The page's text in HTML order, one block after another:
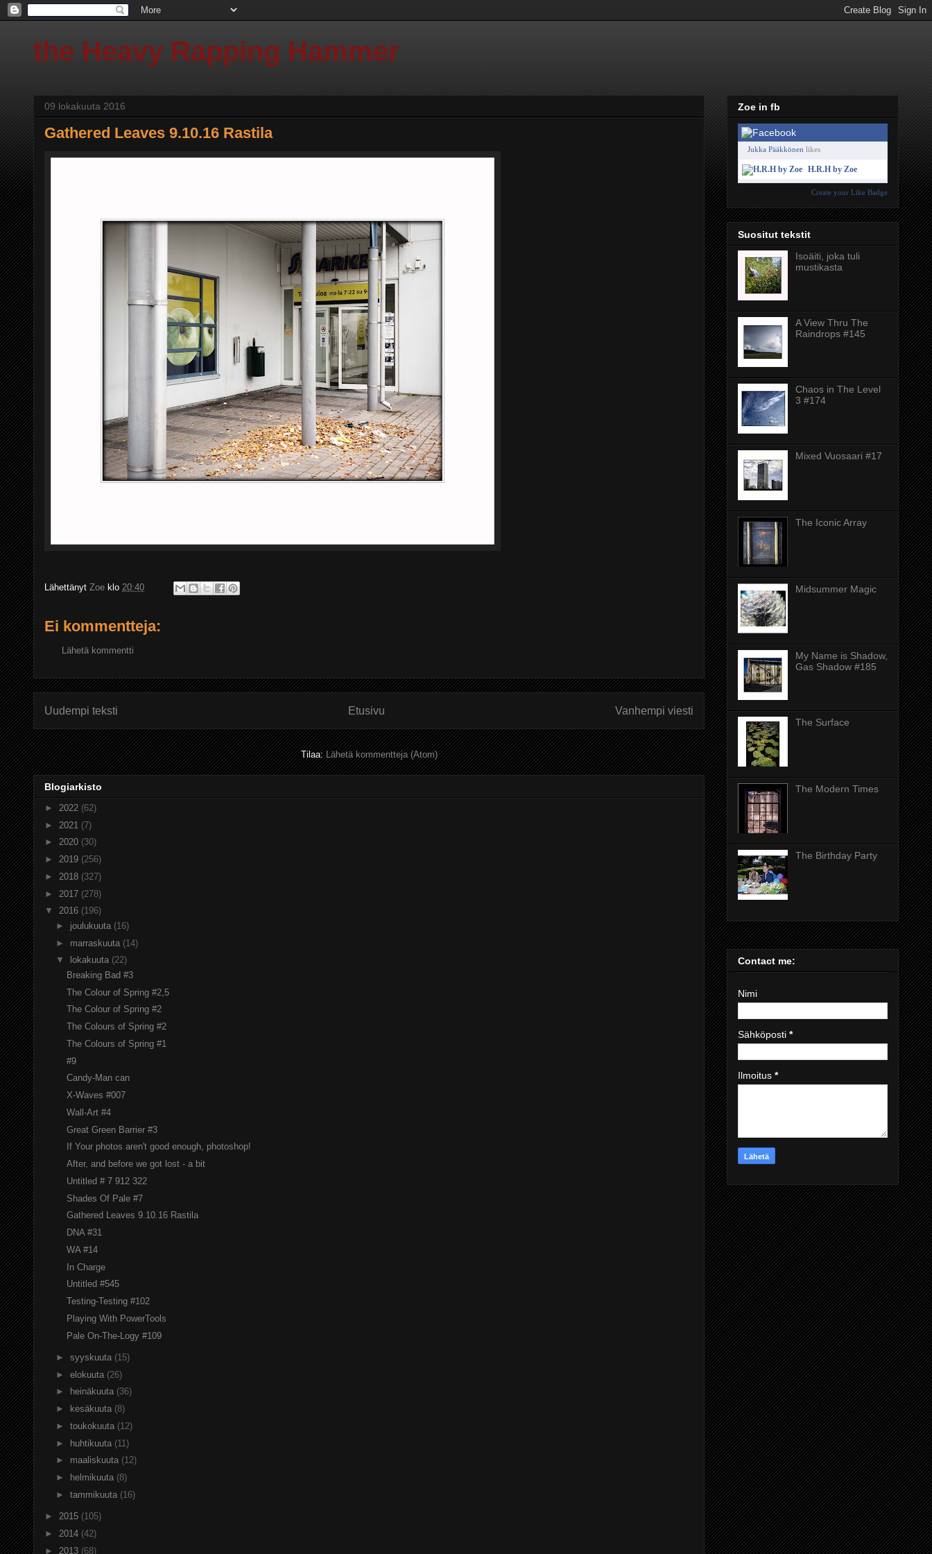
the Heavy Rapping Hammer
09 lokakuuta 2016
Gathered Leaves 9.10.16 Rastila
Lähettänyt Zoe klo 20:40
Ei kommentteja:
Lähetä kommentti
Uudempi teksti Vanhempi viesti
Etusivu
Tilaa:Lähetä kommentteja (Atom)
Blogiarkisto
► 2022 (62)
► 2021 (7)
► 2020 (30)
► 2019 (256)
► 2018 (327)
► 2017 (278)
▼ 2016 (196)
► joulukuuta (16)
► marraskuuta (14)
▼
lokakuuta (22)
Breaking Bad #3
The Colour of Spring #2,5
The Colour of Spring #2
The Colours of Spring #2
The Colours of Spring #1
#9
Candy-Man can
X-Waves #007
Wall-Art #4
Great Green Barrier #3
If Your photos aren't good enough, photoshop!
After, and before we got lost - a bit
Untitled # 7 912 322
Shades Of Pale #7
Gathered Leaves 9.10.16 Rastila
DNA #31
WA #14
In Charge
Untitled #545
Testing-Testing #102
Playing With PowerTools
Pale On-The-Logy #109
► syyskuuta (15)
► elokuuta (26)
►
heinäkuuta (36)
►
kesäkuuta (8)
► toukokuuta (12)
► huhtikuuta (11)
► maaliskuuta (12)
►
helmikuuta (8)
► tammikuuta (16)
► 2015 (105)
► 2014 (42)
► 2013 (68)
Zoe in fb
Jukka Pääkkönen likes
H.R.H by Zoe
Create your Like Badge
Suositut tekstit
Isoäiti, joka tuli
mustikasta
A View Thru The
Raindrops #145
Chaos in The Level
3 #174
Mixed Vuosaari #17
The Iconic Array
Midsummer Magic
My Name is Shadow,
Gas Shadow #185
The Surface
The Modern Times
The Birthday Party
Contact me:
Nimi
Sähköposti *
Ilmoitus *